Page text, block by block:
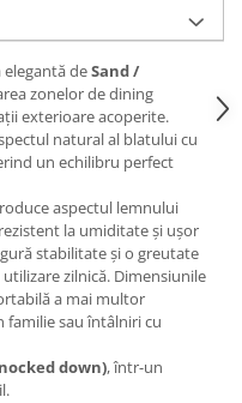
deSand /
zonelor de dining
exterioare acoperite.
natural al blatului cu
un echilibru perfect
aspectul lemnului
la umiditate și ușor
stabilitate și o greutate
zilnică. Dimensiunile
a mai multor
familie sau întâlniri cu
down), într-un